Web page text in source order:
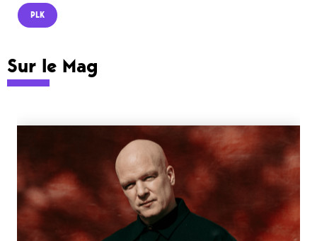
PLK
Sur le Mag